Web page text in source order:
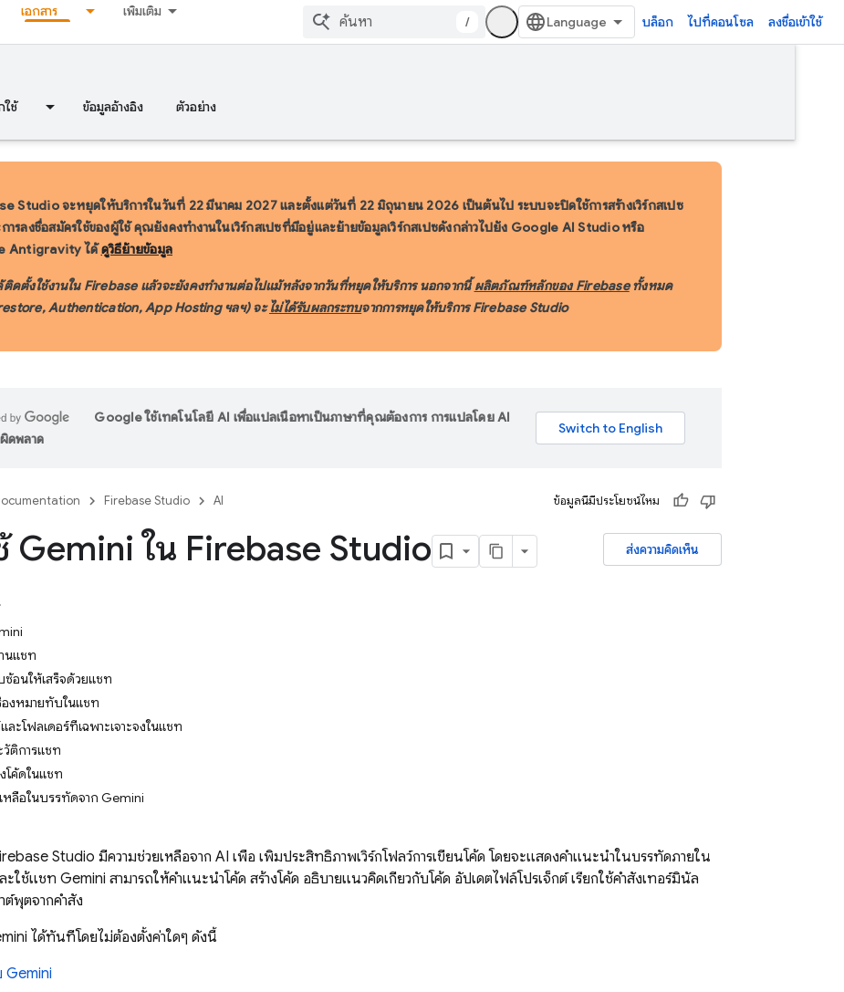
เอกสาร เพิ่มเติม
/ บล็อก ไปที่คอนโซล ลงชื่อเข้าใช้
ใช้ ข้อมูลอ้างอิง ตัวอย่าง
Studio จะหยุดให้บริการในวันที่ 22 มีนาคม 2027และตั้งแต่วันที่ 22 มิถุนายน 2026 เป็นต้นไป ระบบจะปิดใช้การสร้างเวิร์กสเปซ
การลงชื่อสมัครใช้ของผู้ใช้ คุณยังคงทำงานในเวิร์กสเปซที่มีอยู่และย้ายข้อมูลเวิร์กสเปซดังกล่าวไปยัง Google AI Studio หรือ
Antigravity ได้ดูวิธีย้ายข้อมูล
ติดตั้งใช้งานใน Firebase แล้วจะยังคงทำงานต่อไปแม้หลังจากวันที่หยุดให้บริการ นอกจากนี้ผลิตภัณฑ์หลักของ Firebaseทั้งหมด
Authentication, App Hosting ฯลฯ) จะไม่ได้รับผลกระทบจากการหยุดให้บริการ Firebase Studio
Google ใช้เทคโนโลยี AI เพื่อแปลเนื้อหาเป็นภาษาที่คุณต้องการ การแปลโดย AI
ผิดพลาด
Firebase Studio AI ข้อมูลนี้มีประโยชน์ไหม
ส่งความคิดเห็น
ช้ Gemini ใน Firebase Studio
านแชท
ซ้อนให้เสร็จด้วยแชท
รื่องหมายทับในแชท
และโฟลเดอร์ที่เฉพาะเจาะจงในแชท
วัติการแชท
งโค้ดในแชท
เหลือในบรรทัดจาก Gemini
Studio มีความช่วยเหลือจาก AI เพื่อ เพิ่มประสิทธิภาพเวิร์กโฟลว์การเขียนโค้ด โดยจะแสดงคำแนะนำในบรรทัดภายใน
ละใช้แชท Gemini สามารถให้คำแนะนำโค้ด สร้างโค้ด อธิบายแนวคิดเกี่ยวกับโค้ด อัปเดตไฟล์โปรเจ็กต์ เรียกใช้คำสั่งเทอร์มินัล
าต์พุตจากคำสั่ง
ได้ทันทีโดยไม่ต้องตั้งค่าใดๆ ดังนี้
Gemini